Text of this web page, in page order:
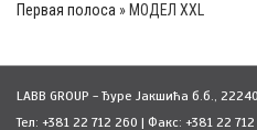
Первая полоса » МОДЕЛ XXL
LABB GROUP - Ђуре Јакшића б.б.,
Тел: +381 22 712 260 | Факс: +381 22